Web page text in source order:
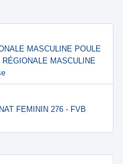
MASCULINE POULE
MASCULINE
FEMININ 276 - FVB